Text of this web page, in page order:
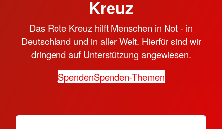
Kreuz
Das Rote Kreuz hilft Menschen in Not - in
Deutschland und in aller Welt. Hierfür sind wir
dringend auf Unterstützung angewiesen.
SpendenSpenden-Themen